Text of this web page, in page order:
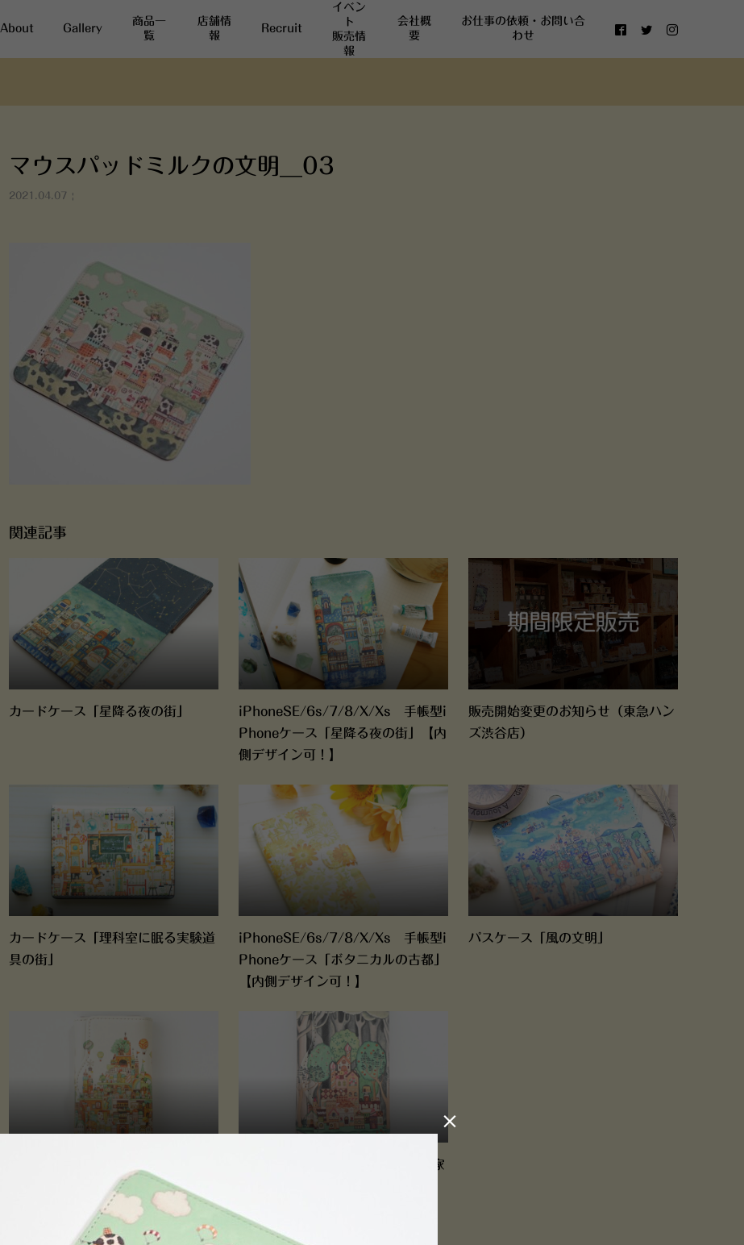
About Gallery
商品一
覧
店舗情
報
Recruit
イベン
ト
販売情
報
会社概
要
お仕事の依頼・お問い合
わせ
マウスパッドミルクの文明__03
2021.04.07
関連記事
カードケース「星降る夜の街」
iPhoneSE/6s/7/8/X/Xs 手帳型i
Phoneケース「星降る夜の街」【内
側デザイン可！】
販売開始変更のお知らせ（東急ハン
ズ渋谷店）
カードケース「理科室に眠る実験道
具の街」
iPhoneSE/6s/7/8/X/Xs 手帳型i
Phoneケース「ボタニカルの古都」
【内側デザイン可！】
パスケース「風の文明」
キーケース「おかしの街～魔女の家
